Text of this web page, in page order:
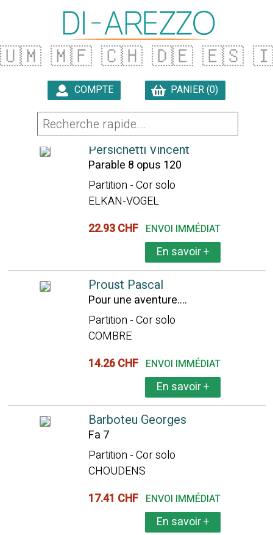
🇺🇲 🇲🇫 🇨🇭 🇩🇪 🇪🇸
COMPTE PANIER (0)
144 ARTICLES TROUVÉS
Persichetti Vincent
Parable 8 opus 120
Partition - Cor solo
ELKAN-VOGEL
22.93 CHF ENVOI IMMÉDIAT
En savoir+
Proust Pascal
Pour une aventure....
Partition - Cor solo
COMBRE
14.26 CHF ENVOI IMMÉDIAT
En savoir+
Barboteu Georges
Fa 7
Partition - Cor solo
CHOUDENS
17.41 CHF ENVOI IMMÉDIAT
En savoir+